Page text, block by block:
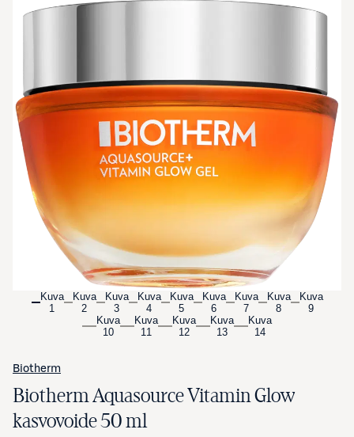
Avaa tuotekuva suurennettuna
Kuva
1
Kuva
2
Kuva
3
Kuva
4
Kuva
5
Kuva
6
Kuva
7
Kuva
8
Kuva
9
Kuva
10
Kuva
11
Kuva
12
Kuva
13
Kuva
14
Biotherm
Biotherm Aquasource Vitamin Glow
kasvovoide 50 ml